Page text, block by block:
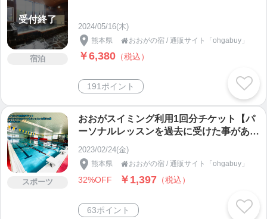
で頂けます。
またレンタル自転車(4台)も揃っており、自転車で人
吉を散策してみませんか？
人吉温泉 おおがの宿
〒868-0058 熊本県人吉市灰久保町22-3
TEL:0966-22-3601
チェックイン 16:00〜／チェックアウト〜10:00
客室数 10室（和室・洋室）
人吉温泉おおがの宿のご予約はこちら
https://yado.ohga-hitoyoshi.com/room.html
━━━━━━━━━□■
受付終了
宿泊
2024/05/16(木)
熊本県 おおがの宿 / 通販サイト「ohgabuy」
￥6,380 （税込）
191ポイント
スポーツ
おおがスイミング利用1回分チケット【パ
ーソナルレッスンを過去に受けた事がある
2023/02/24(金)
熊本県 おおがの宿 / 通販サイト「ohgabuy」
32%OFF ￥1,397 （税込）
63ポイント